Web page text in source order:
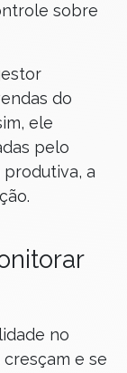
sobre
do
ele
pelo
a
no
e se